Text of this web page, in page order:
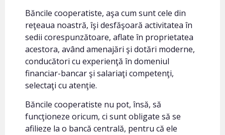
Băncile cooperatiste, aşa cum sunt cele din
reţeaua noastră, îşi desfăşoară activitatea în
sedii corespunzătoare, aflate în proprietatea
acestora, având amenajări şi dotări moderne,
conducători cu experienţă în domeniul
financiar-bancar şi salariaţi competenţi,
selectaţi cu atenţie.
Băncile cooperatiste nu pot, însă, să
funcţioneze oricum, ci sunt obligate să se
afilieze la o bancă centrală, pentru că ele